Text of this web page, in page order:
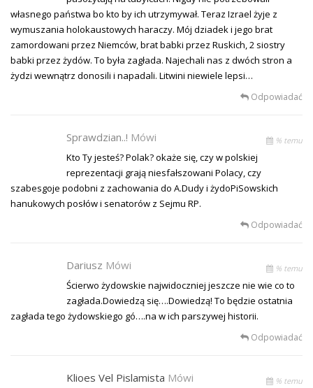
własnego państwa bo kto by ich utrzymywał. Teraz Izrael żyje z
wymuszania holokaustowych haraczy. Mój dziadek i jego brat
zamordowani przez Niemców, brat babki przez Ruskich, 2 siostry
babki przez żydów. To była zagłada. Najechali nas z dwóch stron a
żydzi wewnątrz donosili i napadali. Litwini niewiele lepsi…
Odpowiadać
Sprawdzian..! Mówi % temu
Kto Ty jesteś? Polak? okaże się, czy w polskiej
reprezentacji grają niesfałszowani Polacy, czy
szabesgoje podobni z zachowania do A.Dudy i żydoPiSowskich
hanukowych posłów i senatorów z Sejmu RP.
Odpowiadać
Dariusz Mówi % temu
Ścierwo żydowskie najwidoczniej jeszcze nie wie co to
zagłada.Dowiedzą się….Dowiedzą! To będzie ostatnia
zagłada tego żydowskiego gó….na w ich parszywej historii.
Odpowiadać
Klioes Vel Pislamista Mówi % temu